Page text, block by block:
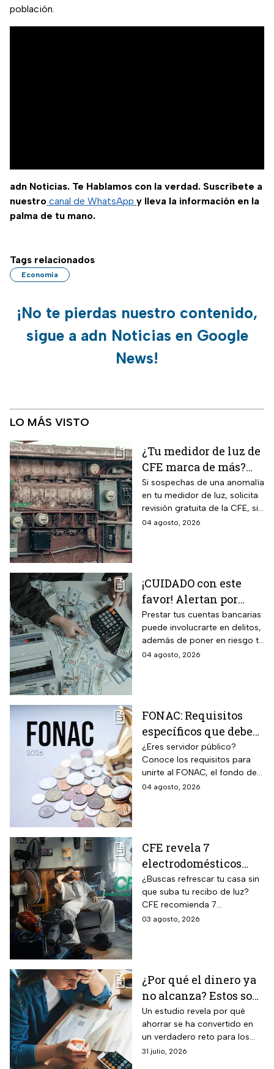
población.
adn Noticias. Te Hablamos con la verdad. Suscríbete a
nuestro canal de WhatsApp y lleva la información en la
palma de tu mano.
Tags relacionados
Economía
¡No te pierdas nuestro contenido,
sigue a adn Noticias en Google
News!
LO MÁS VISTO
¿Tu medidor de luz de
CFE marca de más?
Así puedes saber si
presenta una falla
Si sospechas de una anomalía
en tu medidor de luz, solicita
revisión gratuita de la CFE, si
hay falla es totalmente
04 agosto, 2026
¡CUIDADO con este
favor! Alertan por
préstamo de cuentas
bancarias: razón por la
que debes decir que
Prestar tus cuentas bancarias
puede involucrarte en delitos,
además de poner en riesgo tu
patrimonio y situación legal;
04 agosto, 2026
FONAC: Requisitos
específicos que deben
cumplir los
trabajadores para
participar en él
¿Eres servidor público?
Conoce los requisitos para
unirte al FONAC, el fondo de
ahorro Capitalizable de los
04 agosto, 2026
CFE revela 7
electrodomésticos
para combatir el calor
sin que se dispare tu
recibo de luz
¿Buscas refrescar tu casa sin
que suba tu recibo de luz?
CFE recomienda 7
electrodomésticos eficientes
03 agosto, 2026
¿Por qué el dinero ya
no alcanza? Estos son
los gastos que más
impactan a los
mexicanos
Un estudio revela por qué
ahorrar se ha convertido en
un verdadero reto para los
mexicanos.
31 julio, 2026